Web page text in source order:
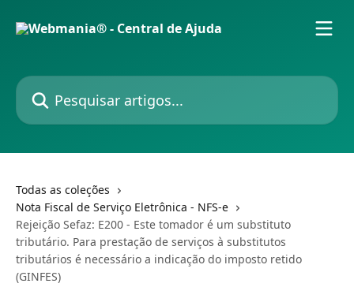
Pesquisar artigos...
Todas as coleções
Nota Fiscal de Serviço Eletrônica - NFS-e
Rejeição Sefaz: E200 - Este tomador é um substituto
tributário. Para prestação de serviços à substitutos
tributários é necessário a indicação do imposto retido
(GINFES)